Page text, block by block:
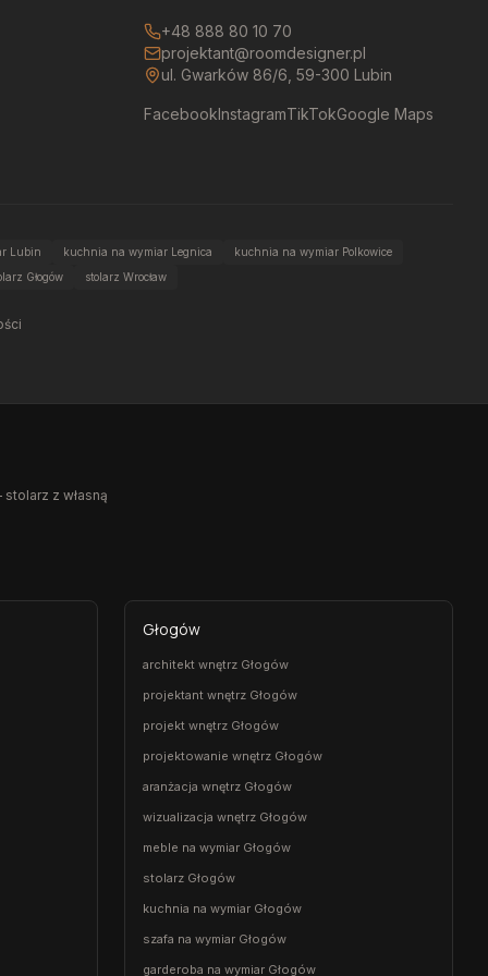
+48 888 80 10 70
projektant@roomdesigner.pl
ul. Gwarków 86/6, 59-300 Lubin
FacebookInstagramTikTokGoogle Maps
Lubin kuchnia na wymiar Legnica
kuchnia na wymiar Polkowice
Głogów stolarz Wrocław
z własną
Głogów
architekt wnętrz Głogów
projektant wnętrz Głogów
projekt wnętrz Głogów
projektowanie wnętrz Głogów
aranżacja wnętrz Głogów
wizualizacja wnętrz Głogów
meble na wymiar Głogów
stolarz Głogów
kuchnia na wymiar Głogów
szafa na wymiar Głogów
garderoba na wymiar Głogów